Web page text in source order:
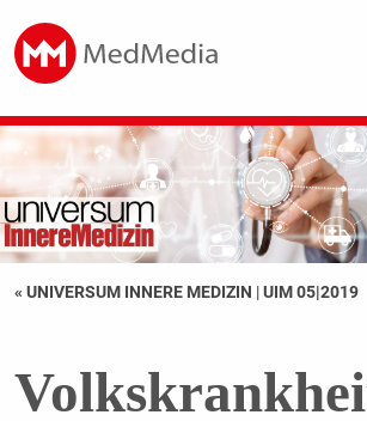
« UNIVERSUM INNERE MEDIZIN |UIM 05|2019